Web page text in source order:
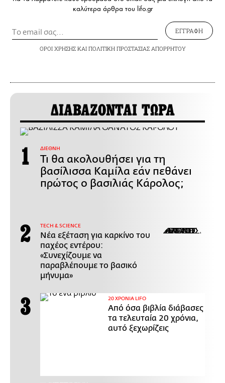
καλύτερα άρθρα του lifo.gr
ΕΓΓΡΑΦΗ
ΟΡΟΙ ΧΡΗΣΗΣΚΑΙ ΠΟΛΙΤΙΚΗ ΠΡΟΣΤΑΣΙΑΣ ΑΠΟΡΡΗΤΟΥ
ΔΙΑΒΑΖΟΝΤΑΙ ΤΩΡΑ
ΔΙΕΘΝΗ
Τι θα ακολουθήσει για τη
βασίλισσα Καμίλα εάν πεθάνει
πρώτος ο βασιλιάς Κάρολος;
ΤECH & SCIENCE
Νέα εξέταση για καρκίνο του
παχέος εντέρου:
«Συνεχίζουμε να
παραβλέπουμε το βασικό
μήνυμα»
20 ΧΡΟΝΙΑ LIFO
Από όσα βιβλία διάβασες
τα τελευταία 20 χρόνια,
αυτό ξεχωρίζεις